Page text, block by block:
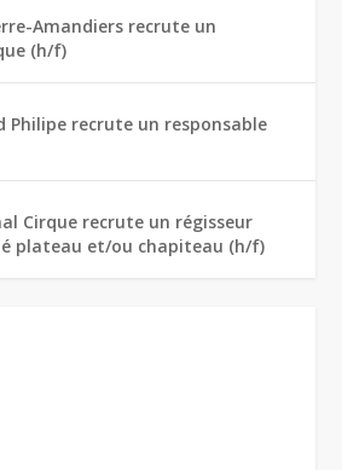
Amandiers recrute un
(h/f)
Philipe recrute un responsable
Cirque recrute un régisseur
plateau et/ou chapiteau (h/f)